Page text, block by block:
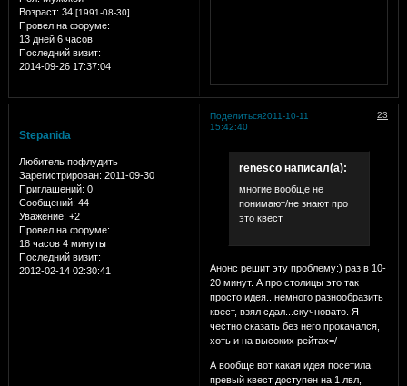
Возраст: 34 [1991-08-30]
Провел на форуме:
13 дней 6 часов
Последний визит:
2014-09-26 17:37:04
Поделиться 23
2011-10-11
15:42:40
Stepanida
Любитель пофлудить
Зарегистрирован: 2011-09-30
Приглашений: 0
Сообщений: 44
Уважение: +2
Провел на форуме:
18 часов 4 минуты
Последний визит:
2012-02-14 02:30:41
renesco написал(а):
многие вообще не
понимают/не знают про
это квест
Анонс решит эту проблему:) раз в 10-
20 минут. А про столицы это так
просто идея...немного разнообразить
квест, взял сдал...скучновато. Я
честно сказать без него прокачался,
хоть и на высоких рейтах=/
А вообще вот какая идея посетила:
превый квест доступен на 1 лвл,